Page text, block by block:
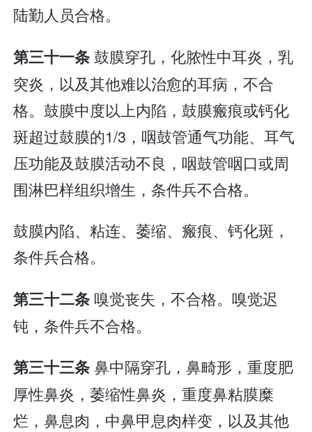
陆勤人员合格。
第三十一条鼓膜穿孔，化脓性中耳炎，乳
突炎，以及其他难以治愈的耳病，不合
格。鼓膜中度以上内陷，鼓膜瘢痕或钙化
斑超过鼓膜的1/3，咽鼓管通气功能、耳气
压功能及鼓膜活动不良，咽鼓管咽口或周
围淋巴样组织增生，条件兵不合格。
鼓膜内陷、粘连、萎缩、瘢痕、钙化斑，
条件兵合格。
第三十二条 嗅觉丧失，不合格。嗅觉迟
钝，条件兵不合格。
第三十三条鼻中隔穿孔，鼻畸形，重度肥
厚性鼻炎，萎缩性鼻炎，重度鼻粘膜糜
烂，鼻息肉，中鼻甲息肉样变，以及其他